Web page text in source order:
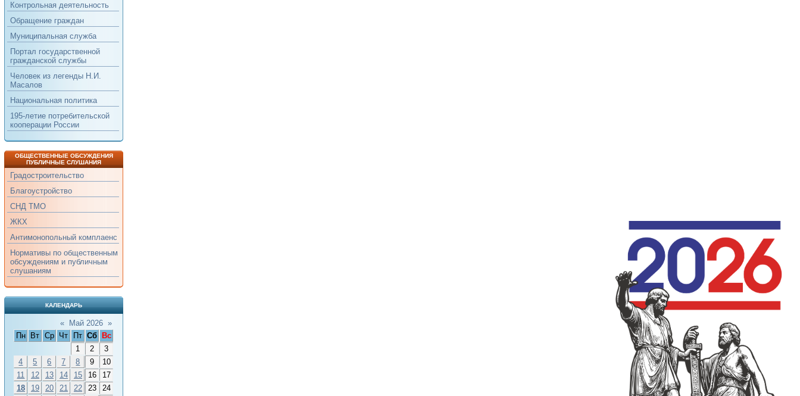
Контрольная деятельность
Обращение граждан
Муниципальная служба
Портал государственной
гражданской службы
Человек из легенды Н.И.
Масалов
Национальная политика
195-летие потребительской
кооперации России
ОБЩЕСТВЕННЫЕ ОБСУЖДЕНИЯ
ПУБЛИЧНЫЕ СЛУШАНИЯ
Градостроительство
Благоустройство
СНД ТМО
ЖКХ
Антимонопольный комплаенс
Нормативы по общественным
обсуждениям и публичным
слушаниям
КАЛЕНДАРЬ
« Май 2026 »
Пн
Вт Ср Чт Пт Сб
Вс
1
2
3
4
5 6 7 8 9
10
11
12 13 14 15 16
17
18
19 20 21 22 23
24